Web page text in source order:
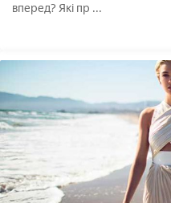
вперед? Які пр ...